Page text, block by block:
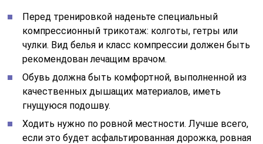
Перед тренировкой наденьте специальный
компрессионный трикотаж: колготы, гетры или
чулки. Вид белья и класс компрессии должен быть
рекомендован лечащим врачом.
Обувь должна быть комфортной, выполненной из
качественных дышащих материалов, иметь
гнущуюся подошву.
Ходить нужно по ровной местности. Лучше всего,
если это будет асфальтированная дорожка, ровная